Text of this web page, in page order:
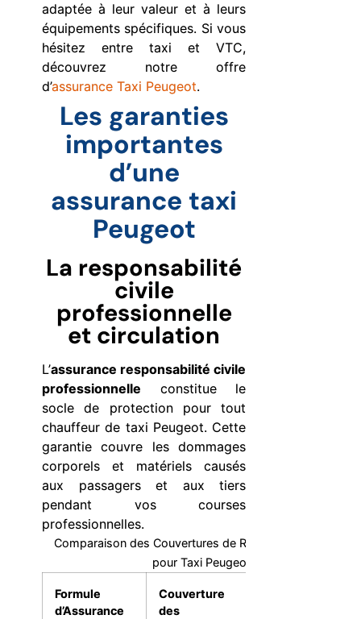
adaptée à leur valeur et à leurs
équipements spécifiques. Si vous
hésitez entre taxi et VTC,
découvrez notre offre
d’assurance Taxi Peugeot.
Les garanties
importantes
d’une
assurance taxi
Peugeot
La responsabilité
civile
professionnelle
et circulation
L’assurance responsabilité civile
professionnelle constitue le
socle de protection pour tout
chauffeur de taxi Peugeot. Cette
garantie couvre les dommages
corporels et matériels causés
aux passagers et aux tiers
pendant vos courses
professionnelles.
Comparaison des Couvertures de Responsabilité Civile
pour Taxi Peugeot
Formule
d’Assurance
Couverture
des